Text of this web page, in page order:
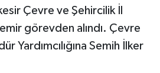
Çevre ve Şehircilik İl
görevden alındı. Çevre
Yardımcılığına Semih İlker